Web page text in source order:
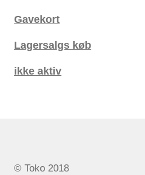
Gavekort
Lagersalgs køb
ikke aktiv
© Toko 2018